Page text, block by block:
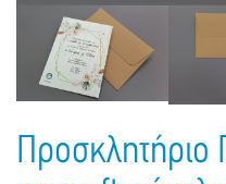
Πακέτα Δώρων
Σακούλες
Τσάντες - Ποδιές -
Βιβλία
Παιδικό Πάρτι
Ημερολόγια - Ατζέντες
Γραφική Ύλη
Τετράδια - Φάκελοι